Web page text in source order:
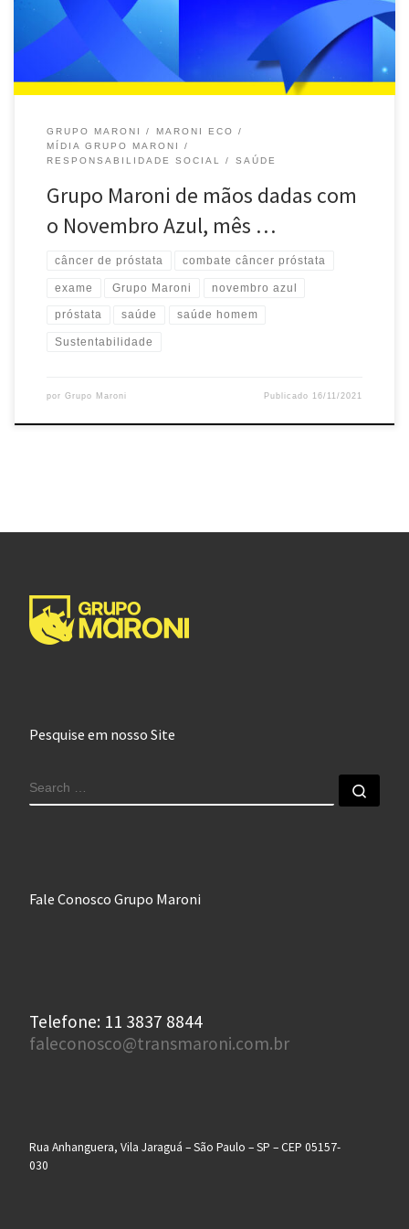
GRUPO MARONI
MARONI ECO
MÍDIA GRUPO MARONI
RESPONSABILIDADE SOCIAL
SAÚDE
Grupo Maroni de mãos dadas com
o Novembro Azul, mês …
câncer de próstata combate câncer próstata
exame Grupo Maroni novembro azul
próstata saúde saúde homem
Sustentabilidade
por Grupo Maroni Publicado 16/11/2021
Pesquise em nosso Site
SEARCH
Fale Conosco Grupo Maroni
Telefone: 11 3837 8844
faleconosco@transmaroni.com.br
Rua Anhanguera, Vila Jaraguá – São Paulo – SP – CEP 05157-
030